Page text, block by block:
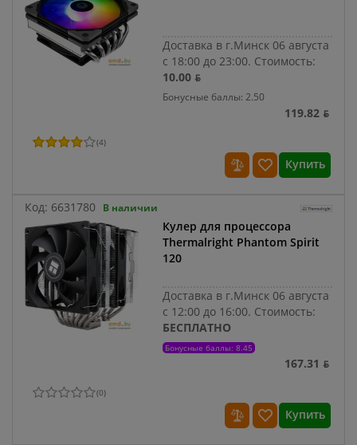
Доставка в г.Минск 06 августа
с 18:00 до 23:00. Стоимость:
10.00 ƃ
Бонусные баллы: 2.50
119.82 ƃ
(4)
Купить
Код: 6631780 В наличии
Кулер для процессора
Thermalright Phantom Spirit
120
Доставка в г.Минск 06 августа
с 12:00 до 16:00. Стоимость:
БЕСПЛАТНО
Бонусные баллы: 8.45
167.31 ƃ
(0)
Купить